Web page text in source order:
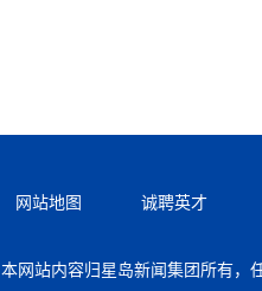
网站地图 诚聘英才
本网站内容归星岛新闻集团所有，